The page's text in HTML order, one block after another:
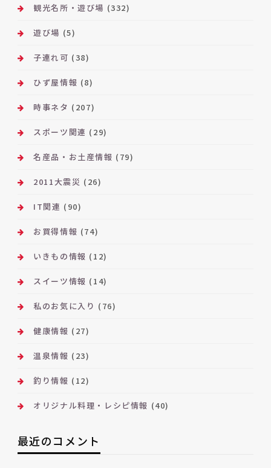
観光名所・遊び場 (332)
遊び場 (5)
子連れ可 (38)
ひず屋情報 (8)
時事ネタ (207)
スポーツ関連 (29)
名産品・お土産情報 (79)
2011大震災 (26)
IT関連 (90)
お買得情報 (74)
いきもの情報 (12)
スイーツ情報 (14)
私のお気に入り (76)
健康情報 (27)
温泉情報 (23)
釣り情報 (12)
オリジナル料理・レシピ情報 (40)
最近のコメント